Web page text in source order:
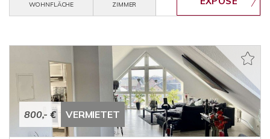
WOHNFLÄCHE
ZIMMER
800,- € VERMIETET